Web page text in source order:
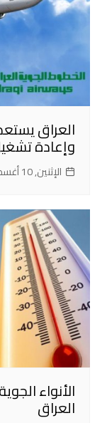
العراق
وإعادة تشغيل 10 خطوط
الإثنين, 10 أغسطس 2026, 9:53
الأنواء
العراق